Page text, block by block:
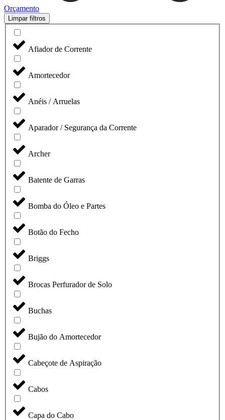
Orçamento
Limpar filtros
Afiador de Corrente
Amortecedor
Anéis / Arruelas
Aparador / Segurança da Corrente
Archer
Batente de Garras
Bomba do Óleo e Partes
Botão do Fecho
Briggs
Brocas Perfurador de Solo
Buchas
Bujão do Amortecedor
Cabeçote de Aspiração
Cabos
Capa do Cabo